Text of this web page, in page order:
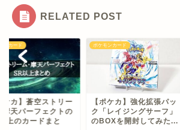
RELATED POST
ンカード
ケカ】蒼空ストリー
摩天パーフェクトの
上のカードまと
ポケモンカード
【ポケカ】強化拡張パッ
ク「レイジングサーフ」
のBOXを開封してみた...